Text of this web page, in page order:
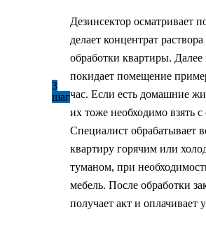
3
шаг
Дезинсектор осматривает
делает концентрат раствора
обработки квартиры. Далее
покидает помещение
час. Если есть домашние
их тоже необходимо взять с
Специалист обрабатывает
квартиру горячим или
туманом, при
мебель. После обработки
получает акт и оплачивает